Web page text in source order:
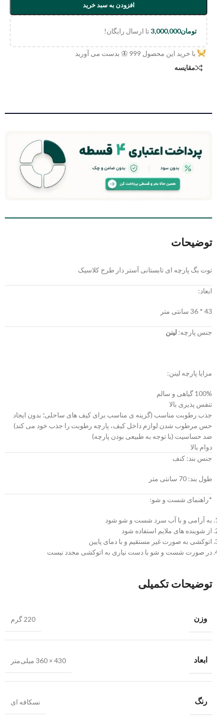
افزودن به سبد خرید
تومان3,000,000تا ارسال رایگان!
با خرید این محصول 999 🦋 بدست می آورید
مقایسه
توضیحات
توت بگ پارچه ای تابستانی آستر دار طرح کلاسیک
ابعاد:
43 * 36 سانتی متر
جنس پارچه: لینن
مزایا پارچه لینن:
100% گیاهی و سالم
تنفس پذیری بالا
جذب رطوبت مناسب (گزینه ی مناسب برای کیف های ساحلی؛ بدون ایجاد
حس مرطوب شدن لوازم داخل کیف، پارچه رطوبت را جذب خود می کند)
ضد حساسیت (با توجه به طبیعی بودن پارچه)
دوام بالا
جنس بند: کنف
طول بند: 70 سانتی متر
*راهنمای شست و شو:
به آرامی و با آب سرد شست و شو شود
از شوینده های ملایم استفاده شود
اتوکشی به صورت غیر مستقیم و با دمای پایین
در صورت شست و شو با دست نیاری به اتوکشی مجدد نیست
توضیحات تکمیلی
وزن 220 گرم
ابعاد 430 × 360 میلی‌متر
رنگ نسکافه ای